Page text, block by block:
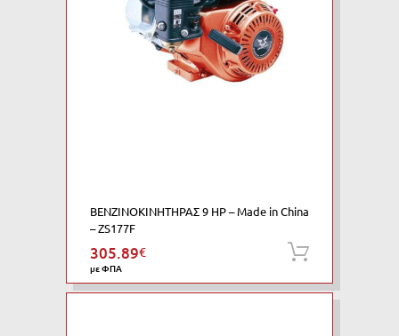
ΒΕΝΖΙΝΟΚΙΝΗΤΗΡΑΣ 9 HP – Made in China
– ZS177F
305.89€
με ΦΠΑ